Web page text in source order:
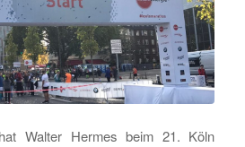
Walter Hermes beim 21. Köln